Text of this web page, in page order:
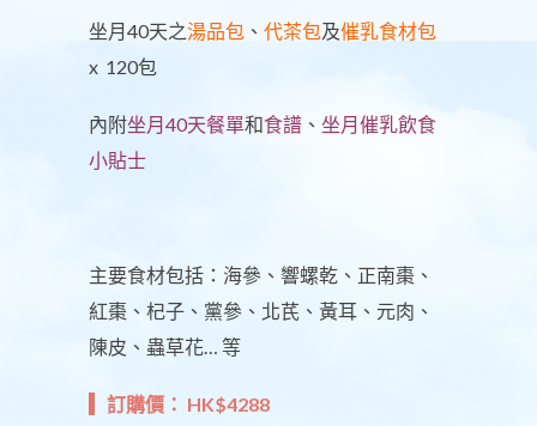
坐月40天之湯品包 、 代茶包及催乳食材包
x 120包
內附坐月40天餐單和食譜 、 坐月催乳飲食
小貼士
主要食材包括：海參、響螺乾、正南棗、
紅棗、杞子、黨參、北芪、黃耳、元肉、
陳皮、蟲草花… 等
訂購價： HK$4288